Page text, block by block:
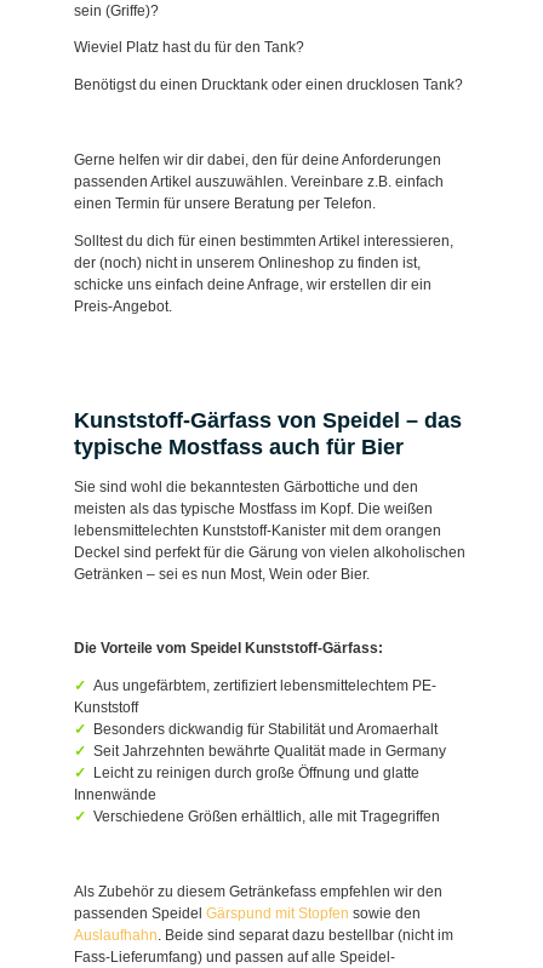
sein (Griffe)?
Wieviel Platz hast du für den Tank?
Benötigst du einen Drucktank oder einen drucklosen Tank?
Gerne helfen wir dir dabei, den für deine Anforderungen
passenden Artikel auszuwählen. Vereinbare z.B. einfach
einen Termin für unsere Beratung per Telefon.
Solltest du dich für einen bestimmten Artikel interessieren,
der (noch) nicht in unserem Onlineshop zu finden ist,
schicke uns einfach deine Anfrage, wir erstellen dir ein
Preis-Angebot.
Kunststoff-Gärfass von Speidel – das
typische Mostfass auch für Bier
Sie sind wohl die bekanntesten Gärbottiche und den
meisten als das typische Mostfass im Kopf. Die weißen
lebensmittelechten Kunststoff-Kanister mit dem orangen
Deckel sind perfekt für die Gärung von vielen alkoholischen
Getränken – sei es nun Most, Wein oder Bier.
Die Vorteile vom Speidel Kunststoff-Gärfass:
Aus ungefärbtem, zertifiziert lebensmittelechtem PE-
Kunststoff
Besonders dickwandig für Stabilität und Aromaerhalt
Seit Jahrzehnten bewährte Qualität made in Germany
Leicht zu reinigen durch große Öffnung und glatte
Innenwände
Verschiedene Größen erhältlich, alle mit Tragegriffen
Als Zubehör zu diesem Getränkefass empfehlen wir den
passenden Speidel Gärspund mit Stopfen sowie den
Auslaufhahn . Beide sind separat dazu bestellbar (nicht im
Fass-Lieferumfang) und passen auf alle Speidel-